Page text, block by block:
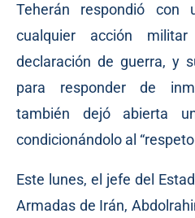
Teherán respondió con
cualquier acción
declaración de guerra, y
para responder de
también dejó abierta
condicionándolo al
Este lunes, el jefe del
Armadas de Irán,